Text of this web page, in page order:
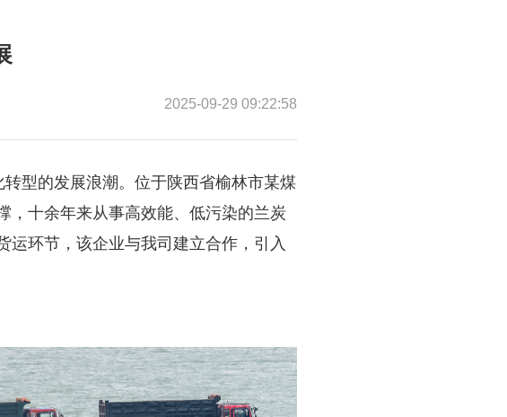
2025-09-29 09:22:58
型的发展浪潮。位于陕西省榆林市某煤
，十余年来从事高效能、低污染的兰炭
运环节，该企业与我司建立合作，引入